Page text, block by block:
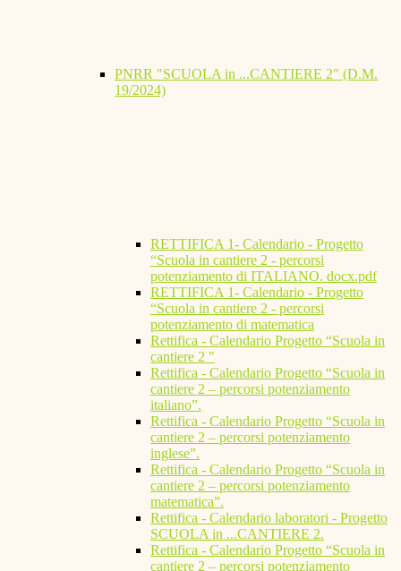
PNRR "SCUOLA in ...CANTIERE 2" (D.M.
19/2024)
RETTIFICA 1- Calendario - Progetto
“Scuola in cantiere 2 - percorsi
potenziamento di ITALIANO. docx.pdf
RETTIFICA 1- Calendario - Progetto
“Scuola in cantiere 2 - percorsi
potenziamento di matematica
Rettifica - Calendario Progetto “Scuola in
cantiere 2 "
Rettifica - Calendario Progetto “Scuola in
cantiere 2 – percorsi potenziamento
italiano”.
Rettifica - Calendario Progetto “Scuola in
cantiere 2 – percorsi potenziamento
inglese”.
Rettifica - Calendario Progetto “Scuola in
cantiere 2 – percorsi potenziamento
matematica”.
Rettifica - Calendario laboratori - Progetto
SCUOLA in ...CANTIERE 2.
Rettifica - Calendario Progetto “Scuola in
cantiere 2 – percorsi potenziamento